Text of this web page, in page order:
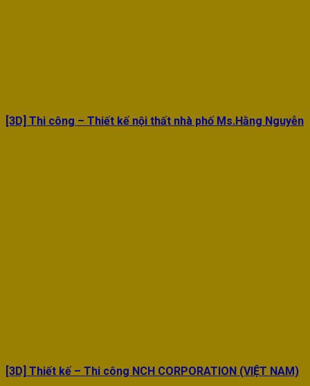
[3D] Thi công – Thiết kế nội thất nhà phố Ms.Hằng Nguyễn
[3D] Thiết kế – Thi công NCH CORPORATION (VIỆT NAM)